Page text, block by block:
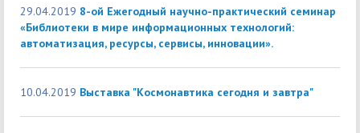
29.04.2019 8-ой Ежегодный научно-практический семинар
«Библиотеки в мире информационных технологий:
автоматизация, ресурсы, сервисы, инновации».
10.04.2019 Выставка "Космонавтика сегодня и завтра"